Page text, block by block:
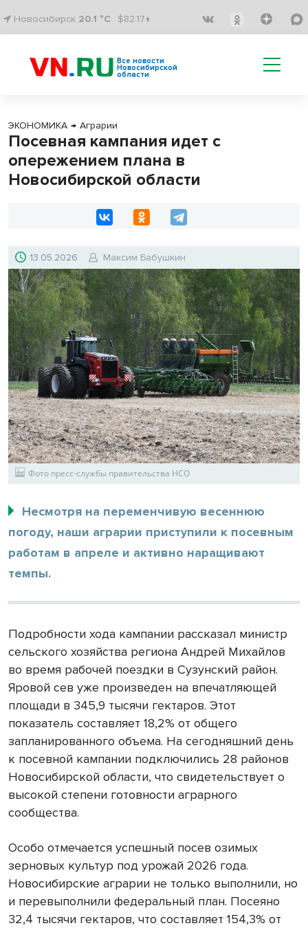
Новосибирск 20.1 °C $82.17↑
Все новости
Новосибирской
области
ЭКОНОМИКА → Аграрии
Посевная кампания идет с
опережением плана в
Новосибирской области
13.05.2026 Максим Бабушкин
Фото пресс-службы правительства НСО
Несмотря на переменчивую весеннюю
погоду, наши аграрии приступили к посевным
работам в апреле и активно наращивают
темпы.
Подробности хода кампании рассказал министр
сельского хозяйства региона Андрей Михайлов
во время рабочей поездки в Сузунский район.
Яровой сев уже произведен на впечатляющей
площади в 345,9 тысячи гектаров. Этот
показатель составляет 18,2% от общего
запланированного объема. На сегодняшний день
к посевной кампании подключились 28 районов
Новосибирской области, что свидетельствует о
высокой степени готовности аграрного
сообщества.
Особо отмечается успешный посев озимых
зерновых культур под урожай 2026 года.
Новосибирские аграрии не только выполнили, но
и перевыполнили федеральный план. Посеяно
32,4 тысячи гектаров, что составляет 154,3% от